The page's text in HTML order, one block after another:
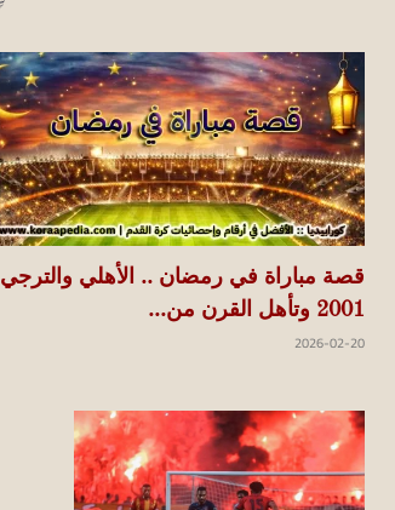
قصة مباراة في رمضان .. الأهلي والترجي
2001 وتأهل القرن من...
2026-02-20